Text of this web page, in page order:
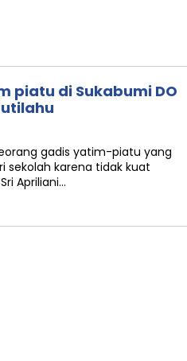
piatu di Sukabumi DO
gadis yatim-piatu yang
sekolah karena tidak kuat
Apriliani…